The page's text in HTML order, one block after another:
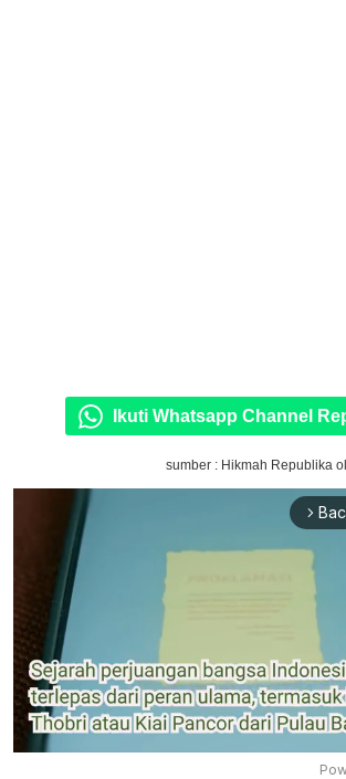
Ikuti Whatsapp Channel
sumber : Hikmah Republika
arrow_forward_ios